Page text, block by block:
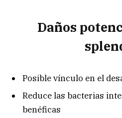
Daños
Posible vínculo en el
Reduce las bacterias
benéficas